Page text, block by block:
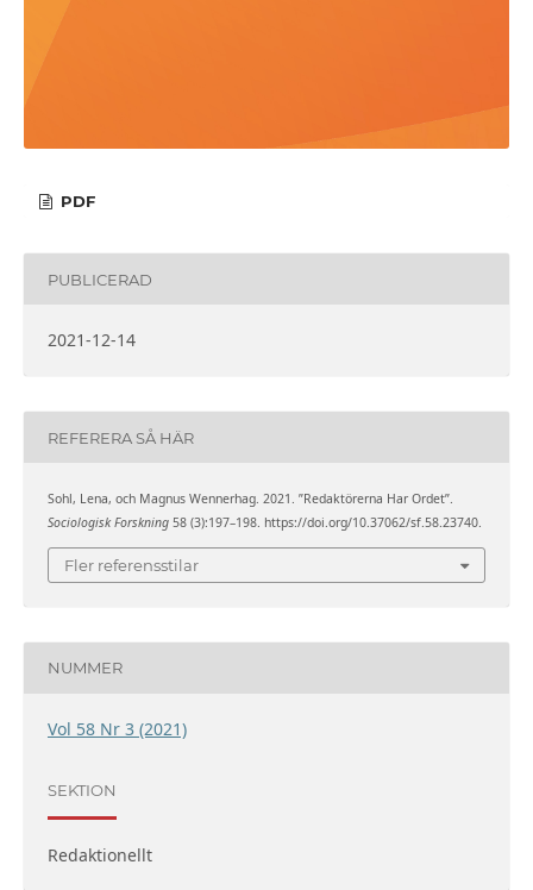
PDF
PUBLICERAD
2021-12-14
REFERERA SÅ HÄR
Sohl, Lena, och Magnus Wennerhag. 2021. ”Redaktörerna Har Ordet”.
Sociologisk Forskning58 (3):197–198. https://doi.org/10.37062/sf.58.23740.
Fler referensstilar
NUMMER
Vol 58 Nr 3 (2021)
SEKTION
Redaktionellt